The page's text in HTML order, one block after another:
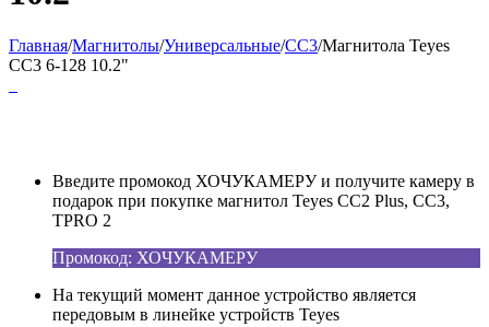
Главная/Магнитолы/Универсальные/CC3/Магнитола Teyes
CC3 6-128 10.2"
Введите промокод ХОЧУКАМЕРУ и получите камеру в
подарок при покупке магнитол Teyes CC2 Plus, CC3,
TPRO 2
Промокод: ХОЧУКАМЕРУ
На текущий момент данное устройство является
передовым в линейке устройств Teyes